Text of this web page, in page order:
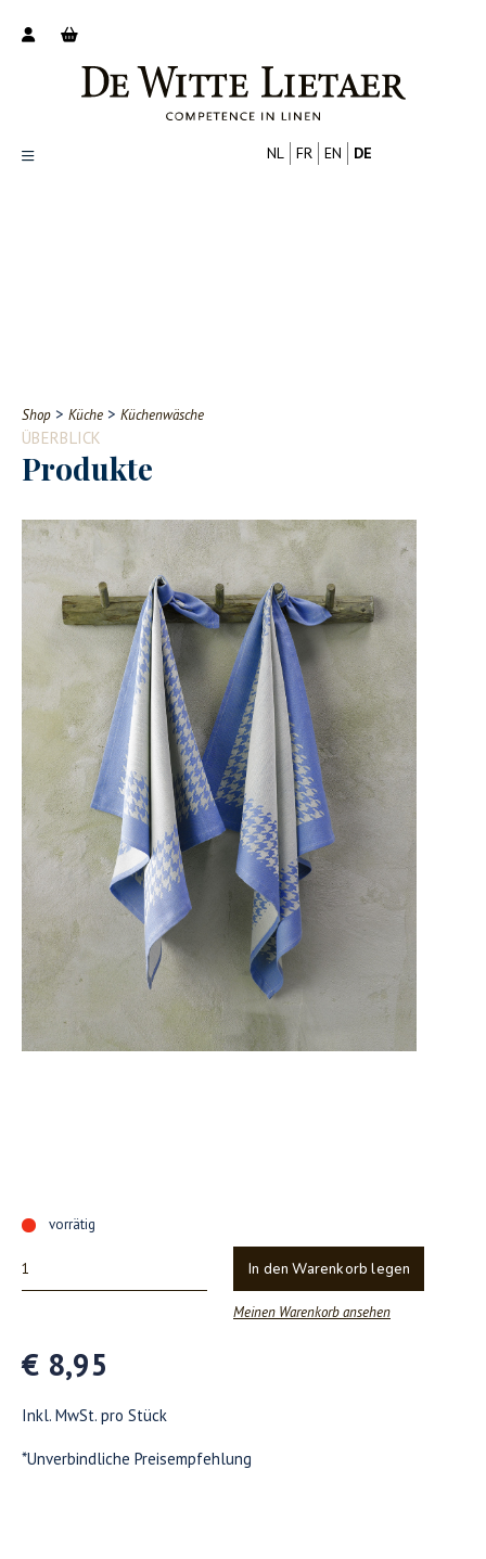
Contact
NL FR EN DE
Shop > Küche > Küchenwäsche
ÜBERBLICK
Produkte
vorrätig
In den Warenkorb legen
Meinen Warenkorb ansehen
€ 8,95
Inkl. MwSt. pro Stück
*Unverbindliche Preisempfehlung